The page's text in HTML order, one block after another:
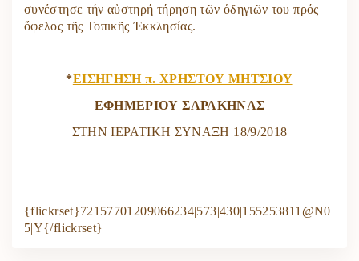
συνέστησε τήν αὐστηρή τήρηση τῶν ὁδηγιῶν του πρός
ὄφελος τῆς Τοπικῆς Ἐκκλησίας.
*ΕΙΣΗΓΗΣΗ π. ΧΡΗΣΤΟΥ ΜΗΤΣΙΟΥ
ΕΦΗΜΕΡΙΟΥ ΣΑΡΑΚΗΝΑΣ
ΣΤΗΝ ΙΕΡΑΤΙΚΗ ΣΥΝΑΞΗ 18/9/2018
{flickrset}72157701209066234|573|430|155253811@N0
5|Y{/flickrset}